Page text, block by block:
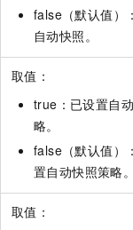
false（默认值）
自动快照。
取值：
true：已设置自
略。
false（默认值）
置自动快照策略。
取值：